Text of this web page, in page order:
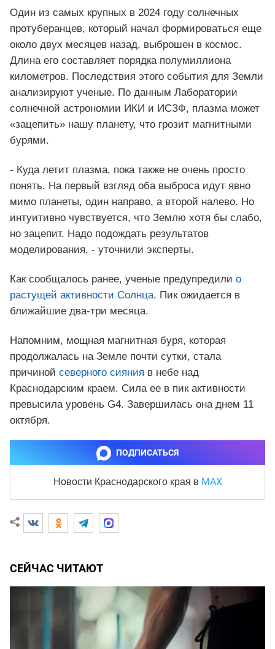
Один из самых крупных в 2024 году солнечных
протуберанцев, который начал формироваться еще
около двух месяцев назад, выброшен в космос.
Длина его составляет порядка полумиллиона
километров. Последствия этого события для Земли
анализируют ученые. По данным Лаборатории
солнечной астрономии ИКИ и ИСЗФ, плазма может
«зацепить» нашу планету, что грозит магнитными
бурями.
- Куда летит плазма, пока также не очень просто
понять. На первый взгляд оба выброса идут явно
мимо планеты, один направо, а второй налево. Но
интуитивно чувствуется, что Землю хотя бы слабо,
но зацепит. Надо подождать результатов
моделирования, - уточнили эксперты.
Как сообщалось ранее, ученые предупредили о
растущей активности Солнца. Пик ожидается в
ближайшие два-три месяца.
Напомним, мощная магнитная буря, которая
продолжалась на Земле почти сутки, стала
причиной северного сияния в небе над
Краснодарским краем. Сила ее в пик активности
превысила уровень G4. Завершилась она днем 11
октября.
ПОДПИСАТЬСЯ
Новости Краснодарского края в MAX
СЕЙЧАС ЧИТАЮТ